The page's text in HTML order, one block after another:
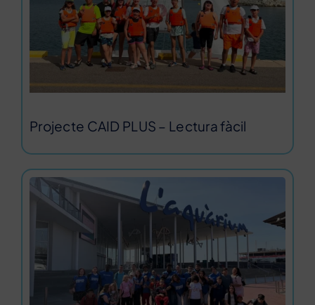
Projecte CAID PLUS – Lectura fàcil